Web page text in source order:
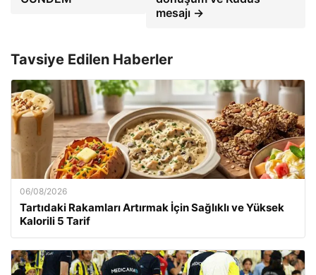
mesajı →
Tavsiye Edilen Haberler
06/08/2026
Tartıdaki Rakamları Artırmak İçin Sağlıklı ve Yüksek
Kalorili 5 Tarif